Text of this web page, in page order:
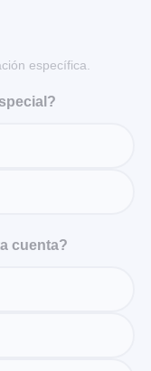
específica.
cuenta?